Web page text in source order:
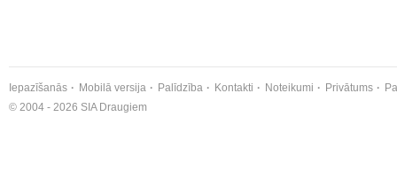
Iepazīšanās Mobilā versija Palīdzība Kontakti Noteikumi Privātums
© 2004 - 2026 SIA Draugiem